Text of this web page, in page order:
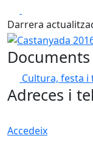
Darrera
Castanyada 2016
Documents
Cultura, festa i
Adreces i
Accedeix